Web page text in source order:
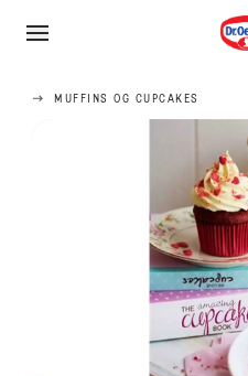
MUFFINS OG CUPCAKES